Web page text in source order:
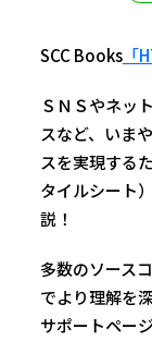
SCC Books 「
ＳＮＳやネッ
スなど、いま
スを実現する
タイルシート
説！
多数のソース
でより理解を
サポートペー